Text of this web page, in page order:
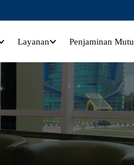
Layanan Penjaminan Mutu